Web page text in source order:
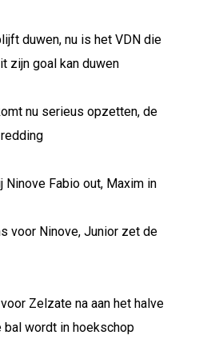
duwen, nu is het VDN die
zijn goal kan duwen
nu serieus opzetten, de
Fabio out, Maxim in
voor Ninove, Junior zet de
Zelzate na aan het halve
bal wordt in hoekschop